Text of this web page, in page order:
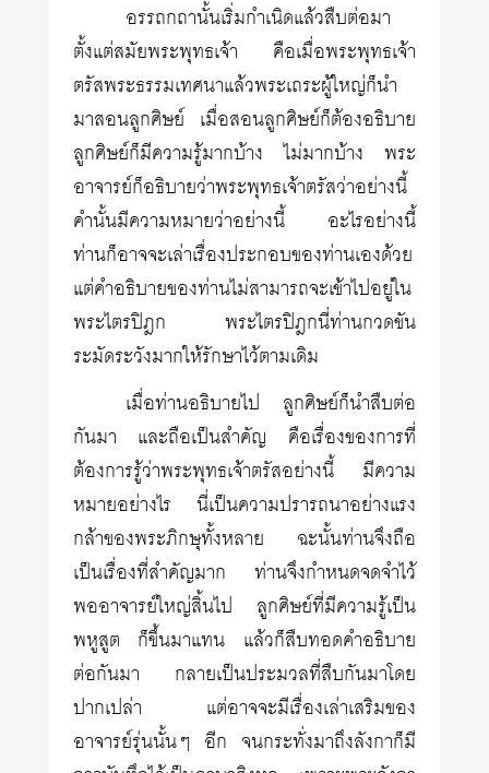
อรรถกถานั้นเริ่มกำเนิดแล้วสืบต่อมา
ตั้งแต่สมัยพระพุทธเจ้า คือเมื่อพระพุทธเจ้า
ตรัสพระธรรมเทศนาแล้วพระเถระผู้ใหญ่ก็นำ
มาสอนลูกศิษย์ เมื่อสอนลูกศิษย์ก็ต้องอธิบาย
ลูกศิษย์ก็มีความรู้มากบ้าง ไม่มากบ้าง พระ
อาจารย์ก็อธิบายว่าพระพุทธเจ้าตรัสว่าอย่างนี้
คำนั้นมีความหมายว่าอย่างนี้ อะไรอย่างนี้
ท่านก็อาจจะเล่าเรื่องประกอบของท่านเองด้วย
แต่คำอธิบายของท่านไม่สามารถจะเข้าไปอยู่ใน
พระไตรปิฎก พระไตรปิฎกนี่ท่านกวดขัน
ระมัดระวังมากให้รักษาไว้ตามเดิม
เมื่อท่านอธิบายไป ลูกศิษย์ก็นำสืบต่อ
กันมา และถือเป็นสำคัญ คือเรื่องของการที่
ต้องการรู้ว่าพระพุทธเจ้าตรัสอย่างนี้ มีความ
หมายอย่างไร นี่เป็นความปรารถนาอย่างแรง
กล้าของพระภิกษุทั้งหลาย ฉะนั้นท่านจึงถือ
เป็นเรื่องที่สำคัญมาก ท่านจึงกำหนดจดจำไว้
พออาจารย์ใหญ่สิ้นไป ลูกศิษย์ที่มีความรู้เป็น
พหูสูต ก็ขึ้นมาแทน แล้วก็สืบทอดคำอธิบาย
ต่อกันมา กลายเป็นประมวลที่สืบกันมาโดย
ปากเปล่า แต่อาจจะมีเรื่องเล่าเสริมของ
อาจารย์รุ่นนั้นๆ อีก จนกระทั่งมาถึงลังกาก็มี